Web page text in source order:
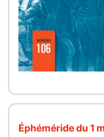
Éphéméride du 1